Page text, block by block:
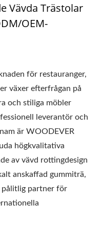
Vävda Trästolar
OEM-
för restauranger,
växer efterfrågan på
och stiliga möbler
leverantör och
är WOODEVER
högkvalitativa
av vävd rottingdesign
anskaffad gummiträ,
pålitlig partner för